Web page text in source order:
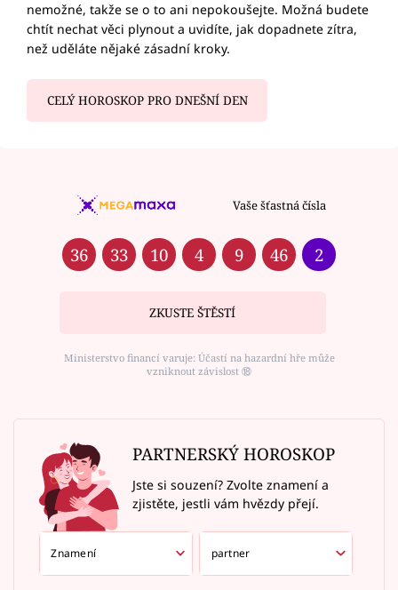
nemožné, takže se o to ani nepokoušejte. Možná budete
chtít nechat věci plynout a uvidíte, jak dopadnete zítra,
než uděláte nějaké zásadní kroky.
CELÝ HOROSKOP PRO DNEŠNÍ DEN
Vaše šťastná čísla
36 33 10 4 9 46 2
ZKUSTE ŠTĚSTÍ
Ministerstvo financí varuje: Účastí na hazardní hře může
vzniknout závislost ⑱
PARTNERSKÝ HOROSKOP
Jste si souzení? Zvolte znamení a
zjistěte, jestli vám hvězdy přejí.